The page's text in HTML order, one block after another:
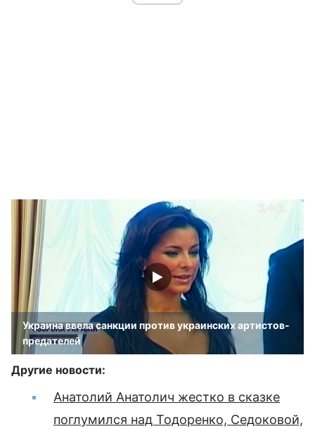
Украина ввела санкции против украинских артистов-
предателей
Другие новости:
Анатолий Анатолич жестко в сказке
поглумился над Тодоренко, Седоковой,